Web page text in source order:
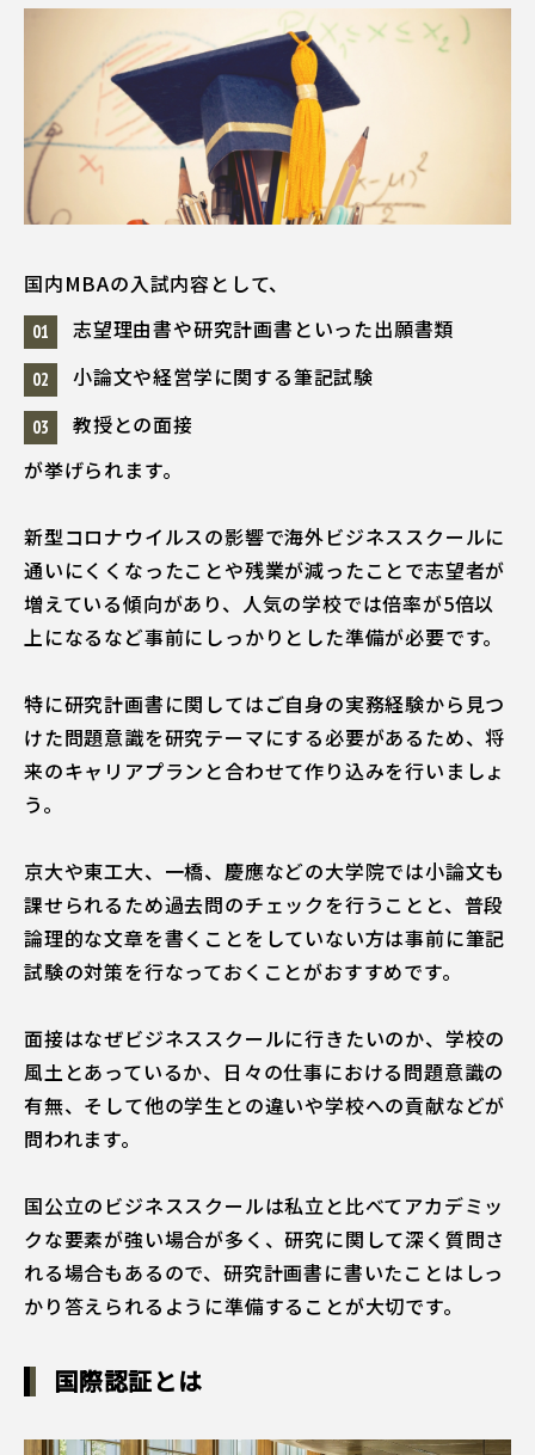
国内MBAの入試内容として、
志望理由書や研究計画書といった出願書類
小論文や経営学に関する筆記試験
教授との面接
が挙げられます。
新型コロナウイルスの影響で海外ビジネススクールに
通いにくくなったことや残業が減ったことで志望者が
増えている傾向があり、人気の学校では倍率が5倍以
上になるなど事前にしっかりとした準備が必要です。
特に研究計画書に関してはご自身の実務経験から見つ
けた問題意識を研究テーマにする必要があるため、将
来のキャリアプランと合わせて作り込みを行いましょ
う。
京大や東工大、一橋、慶應などの大学院では小論文も
課せられるため過去問のチェックを行うことと、普段
論理的な文章を書くことをしていない方は事前に筆記
試験の対策を行なっておくことがおすすめです。
面接はなぜビジネススクールに行きたいのか、学校の
風土とあっているか、日々の仕事における問題意識の
有無、そして他の学生との違いや学校への貢献などが
問われます。
国公立のビジネススクールは私立と比べてアカデミッ
クな要素が強い場合が多く、研究に関して深く質問さ
れる場合もあるので、研究計画書に書いたことはしっ
かり答えられるように準備することが大切です。
国際認証とは